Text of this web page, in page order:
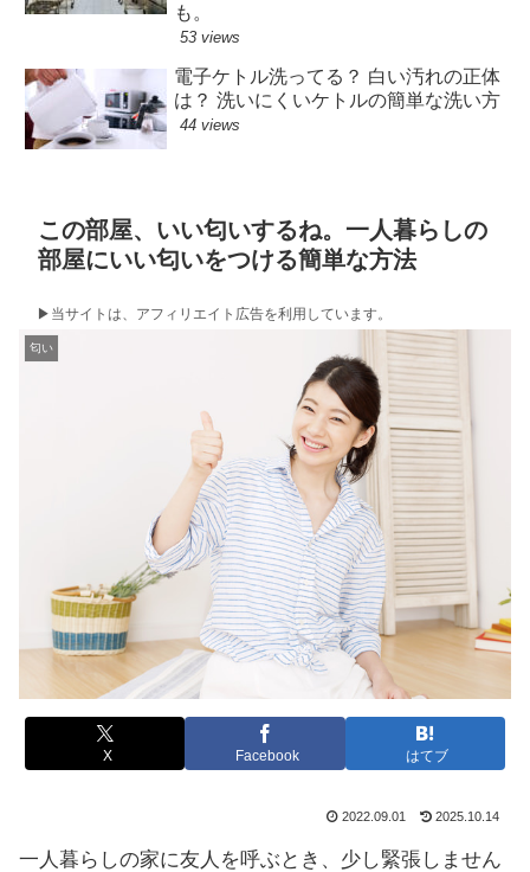
も。
53 views
電子ケトル洗ってる？ 白い汚れの正体
は？ 洗いにくいケトルの簡単な洗い方
44 views
この部屋、いい匂いするね。一人暮らしの
部屋にいい匂いをつける簡単な方法
▶︎当サイトは、アフィリエイト広告を利用しています。
匂い
X Facebook はてブ
2022.09.01 2025.10.14
一人暮らしの家に友人を呼ぶとき、少し緊張しません